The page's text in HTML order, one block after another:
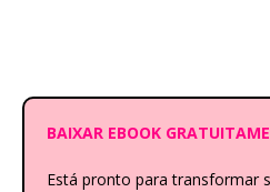
BAIXAR EBOOK
Está pronto para transformar